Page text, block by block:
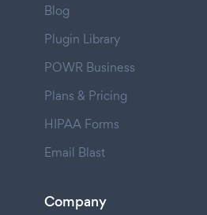
Blog
Plugin Library
POWR Business
Plans & Pricing
HIPAA Forms
Email Blast
Company